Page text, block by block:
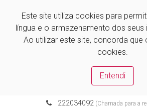
Este site utiliza cookies para
língua e o armazenamento dos
Ao utilizar este site, concorda que
cookies.
Entendi
222034092(Chamada para a